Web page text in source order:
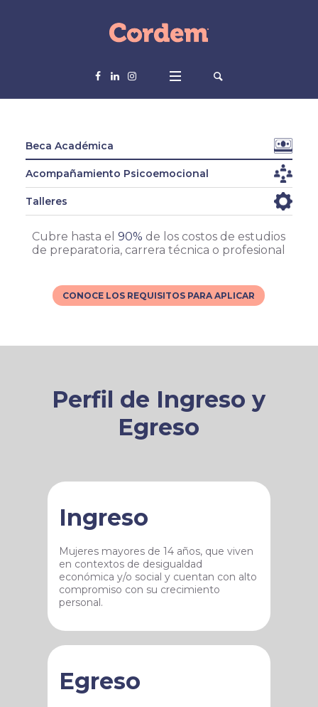
Beca Académica
Acompañamiento Psicoemocional
Talleres
Cubre hasta el 90% de los costos de estudios
de preparatoria, carrera técnica o profesional
CONOCE LOS REQUISITOS PARA APLICAR
Perfil de Ingreso y
Egreso
Ingreso
Mujeres mayores de 14 años, que viven
en contextos de desigualdad
económica y/o social y cuentan con alto
compromiso con su crecimiento
personal.
Egreso